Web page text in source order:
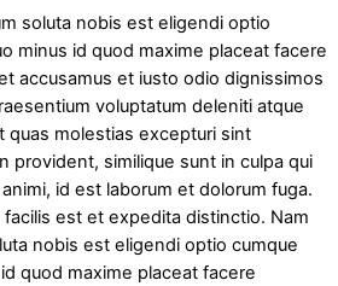
soluta nobis est eligendi optio
minus id quod maxime placeat facere
accusamus et iusto odio dignissimos
voluptatum deleniti atque
quas molestias excepturi sint
provident, similique sunt in culpa qui
id est laborum et dolorum fuga.
facilis est et expedita distinctio. Nam
nobis est eligendi optio cumque
quod maxime placeat facere